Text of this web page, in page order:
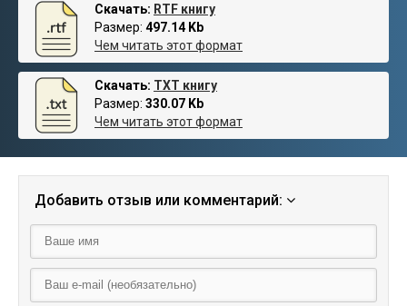
Скачать: RTF книгу
Размер: 497.14 Kb
Чем читать этот формат
Скачать: TXT книгу
Размер: 330.07 Kb
Чем читать этот формат
Добавить отзыв или комментарий: